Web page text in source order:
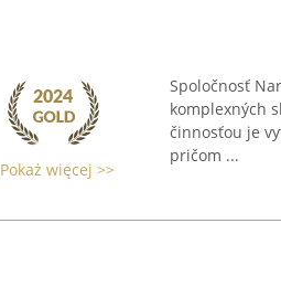
Pokaż więcej >>
Spoločnosť
komplexných
činnosťou je
pričom ...